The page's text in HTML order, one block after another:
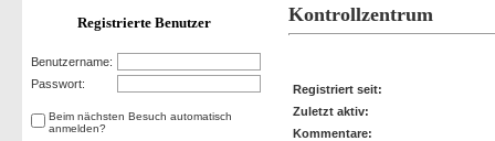
Registrierte Benutzer
Benutzername:
Passwort:
Beim nächsten Besuch automatisch
anmelden?
Kontrollzentrum
Registriert seit:
Zuletzt aktiv:
Kommentare: